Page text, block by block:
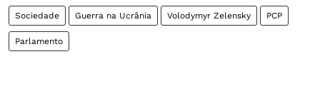
Sociedade Guerra na Ucrânia Volodymyr Zelensky PCP
Parlamento